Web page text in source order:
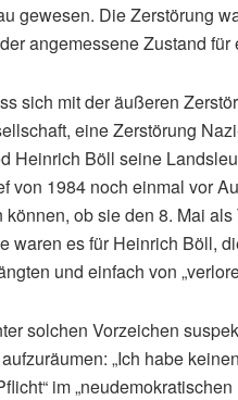
gewesen. Die Zerstörung
angemessene Zustand
sich mit der äußeren
eine Zerstörung
Heinrich Böll seine
von 1984 noch einmal vor
ob sie den 8. Mai
waren es für Heinrich Böll,
und einfach von
solchen Vorzeichen
„Ich habe
im